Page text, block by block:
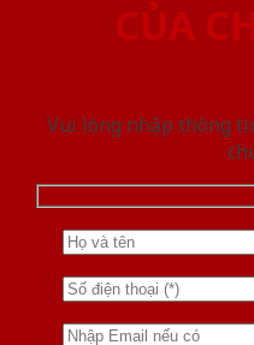
CỦA
Vui lòng nhập thông